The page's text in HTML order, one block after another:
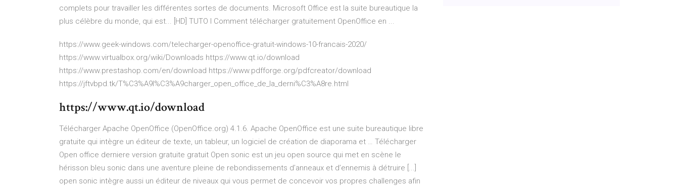
complets pour travailler les différentes sortes de documents. Microsoft Office est la suite bureautique la
plus célèbre du monde, qui est... [HD] TUTO l Comment télécharger gratuitement OpenOffice en ...
https://www.geek-windows.com/telecharger-openoffice-gratuit-windows-10-francais-2020/
https://www.virtualbox.org/wiki/Downloads https://www.qt.io/download
https://www.prestashop.com/en/download https://www.pdfforge.org/pdfcreator/download
https://jftvbpd.tk/T%C3%A9l%C3%A9charger_open_office_de_la_derni%C3%A8re.html
https://www.qt.io/download
Télécharger Apache OpenOffice (OpenOffice.org) 4.1.6. Apache OpenOffice est une suite bureautique libre
gratuite qui intègre un éditeur de texte, un tableur, un logiciel de création de diaporama et … Télécharger
Open office derniere version gratuite gratuit Open sonic est un jeu open source qui met en scène le
hérisson bleu sonic dans une aventure pleine de rebondissements d’anneaux et d’ennemis à détruire [...]
open sonic intègre aussi un éditeur de niveaux qui vous permet de concevoir vos propres challenges afin